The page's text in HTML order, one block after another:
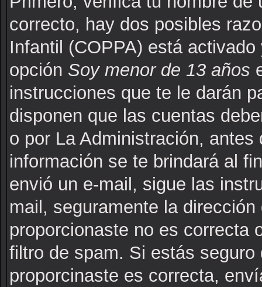
correcto, hay dos posibles
Infantil (COPPA) está
opción Soy menor de 13 años
instrucciones que te le darán
disponen que las cuentas
o por La Administración,
información se te brindará al
envió un e-mail, sigue las
mail, seguramente la
proporcionaste no es correcta
filtro de spam. Si estás
proporcinaste es correcta,